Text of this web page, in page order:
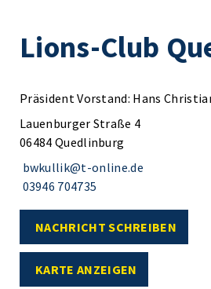
Lions-Club
Präsident Vorstand: Hans
Lauenburger Straße 4
06484 Quedlinburg
bwkullik@t-online.de
03946 704735
NACHRICHT SCHREIBEN
KARTE ANZEIGEN